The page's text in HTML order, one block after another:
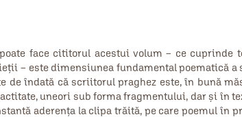
face cititorul acestui volum – ce cuprinde
– este dimensiunea fundamental poematică a
de îndată că scriitorul praghez este, în bună
uneori sub forma fragmentului, dar și în
aderența la clipa trăită, pe care poemul în